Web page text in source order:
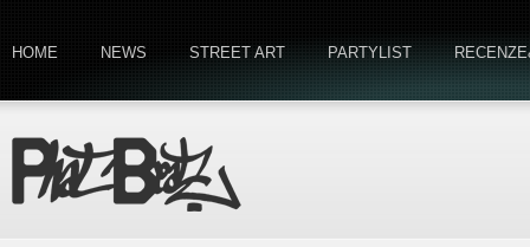
HOME NEWS STREET ART PARTYLIST